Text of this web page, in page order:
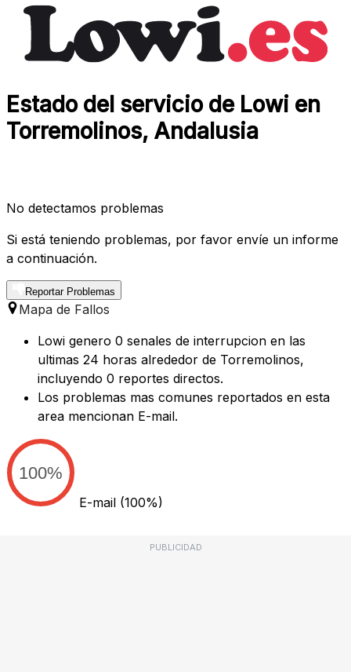
Estado del servicio de Lowi en
Torremolinos, Andalusia
No detectamos problemas
Si está teniendo problemas, por favor envíe un informe
a continuación.
Reportar Problemas
Mapa de Fallos
Lowi genero 0 senales de interrupcion en las
ultimas 24 horas alrededor de Torremolinos,
incluyendo 0 reportes directos.
Los problemas mas comunes reportados en esta
area mencionan E-mail.
100%
E-mail (100%)
PUBLICIDAD